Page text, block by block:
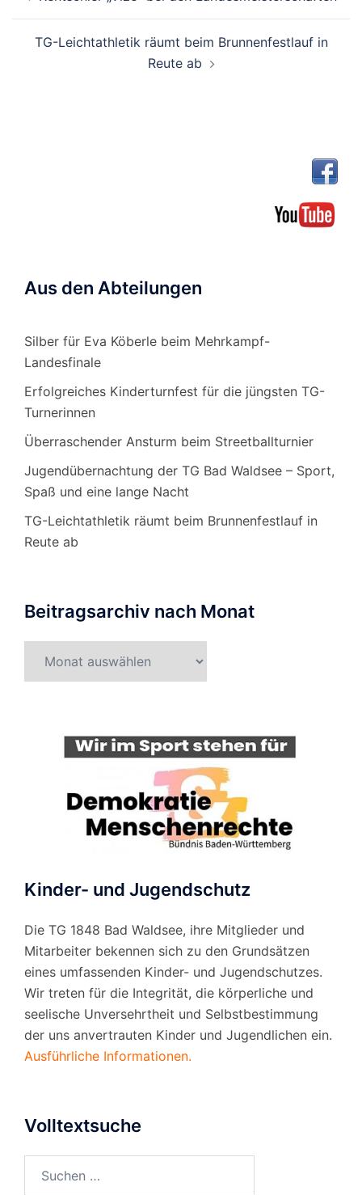
TG-Leichtathletik räumt beim Brunnenfestlauf in
Reute ab
Aus den Abteilungen
Silber für Eva Köberle beim Mehrkampf-
Landesfinale
Erfolgreiches Kinderturnfest für die jüngsten TG-
Turnerinnen
Überraschender Ansturm beim Streetballturnier
Jugendübernachtung der TG Bad Waldsee – Sport,
Spaß und eine lange Nacht
TG-Leichtathletik räumt beim Brunnenfestlauf in
Reute ab
Beitragsarchiv nach Monat
Kinder- und Jugendschutz
Die TG 1848 Bad Waldsee, ihre Mitglieder und
Mitarbeiter bekennen sich zu den Grundsätzen
eines umfassenden Kinder- und Jugendschutzes.
Wir treten für die Integrität, die körperliche und
seelische Unversehrtheit und Selbstbestimmung
der uns anvertrauten Kinder und Jugendlichen ein.
Ausführliche Informationen.
Volltextsuche
nach: